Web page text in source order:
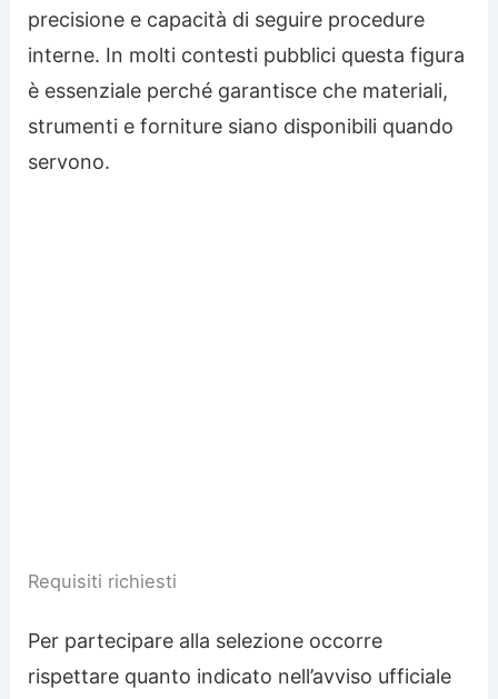
precisione e capacità di seguire procedure
interne. In molti contesti pubblici questa figura
è essenziale perché garantisce che materiali,
strumenti e forniture siano disponibili quando
servono.
Requisiti richiesti
Per partecipare alla selezione occorre
rispettare quanto indicato nell’avviso ufficiale